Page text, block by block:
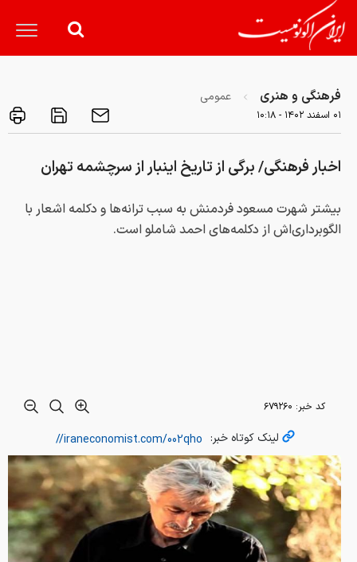
فرهنگی و هنری عمومی
۰۱ اسفند ۱۴۰۲ - ۱۰:۱۸
اخبار فرهنگی/ برگی از تاریخ اینبار از سرچشمه تهران
بیشتر شهرت مسعود فردمنش به سبب ترانه‌ها و دکلمه اشعار با
الگوبرداری‌اش از دکلمه‌های احمد شاملو است.
کد خبر: ۶۷۹۲۶۰
لینک کوتاه خبر: